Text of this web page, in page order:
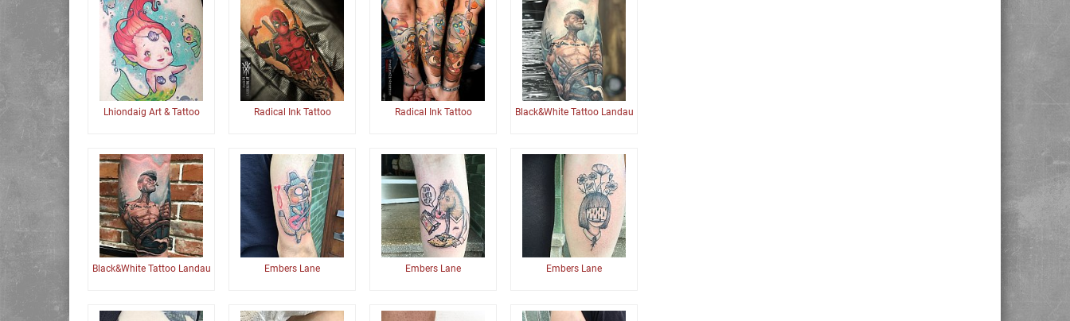
Lhiondaig Art & Tattoo Radical Ink Tattoo Radical Ink Tattoo Black&White Tattoo Landau
Black&White Tattoo Landau Embers Lane Embers Lane Embers Lane